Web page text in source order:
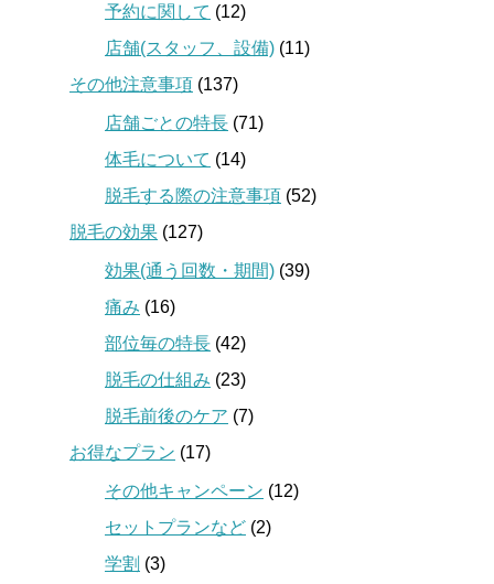
予約に関して (12)
店舗(スタッフ、設備) (11)
その他注意事項 (137)
店舗ごとの特長 (71)
体毛について (14)
脱毛する際の注意事項 (52)
脱毛の効果 (127)
効果(通う回数・期間) (39)
痛み (16)
部位毎の特長 (42)
脱毛の仕組み (23)
脱毛前後のケア (7)
お得なプラン (17)
その他キャンペーン (12)
セットプランなど (2)
学割 (3)